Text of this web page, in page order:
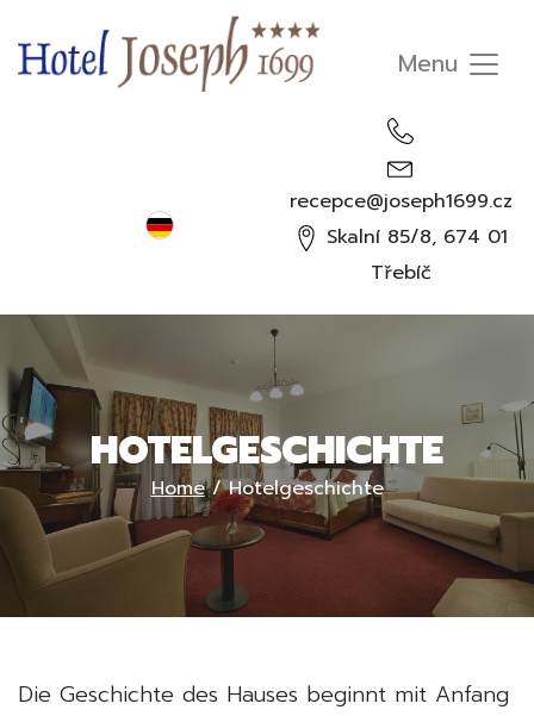
Deutsch
English
Русский
recepce@joseph1699.cz
Skalní 85/8, 674 01
Třebíč
HOTELGESCHICHTE
Home / Hotelgeschichte
Die Geschichte des Hauses beginnt mit Anfang